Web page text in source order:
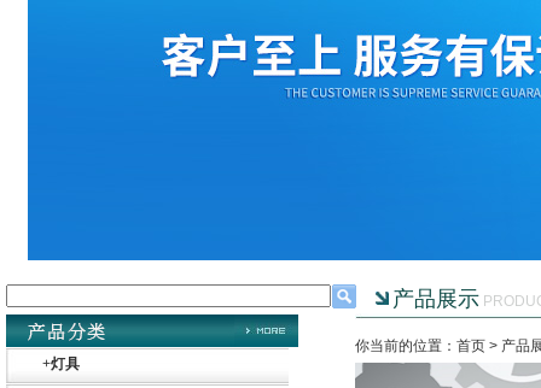
+灯具
产品展示
你当前的位置：首页 > 产品